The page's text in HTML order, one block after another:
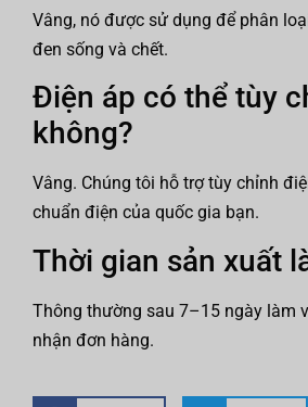
Vâng, nó được sử dụng để phân
đen sống và chết.
Điện áp có thể tùy
không?
Vâng. Chúng tôi hỗ trợ tùy chỉnh
chuẩn điện của quốc gia bạn.
Thời gian sản xuất
Thông thường sau 7–15 ngày làm
nhận đơn hàng.